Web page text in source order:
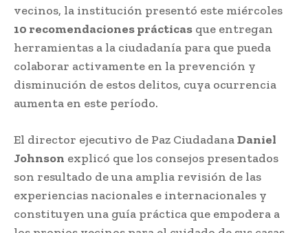
vecinos, la institución presentó este miércoles
10 recomendaciones prácticas que entregan
herramientas a la ciudadanía para que pueda
colaborar activamente en la prevención y
disminución de estos delitos, cuya ocurrencia
aumenta en este período.
El director ejecutivo de Paz CiudadanaDaniel
Johnson explicó que los consejos presentados
son resultado de una amplia revisión de las
experiencias nacionales e internacionales y
constituyen una guía práctica que empodera a